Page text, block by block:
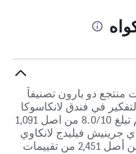
منتجع دو بارون تصنيفاً
التفكير في فندق لانكاسوكا
لانكاوي والذي حصل على درجة تقييم تبلغ 8.0/10 من اصل 1,091
جرينيش فيليدج لانكاوي
أيضاً خياراً جيداً بدرجة تقييم 7.8/10 من أصل 2,451 من تقييمات